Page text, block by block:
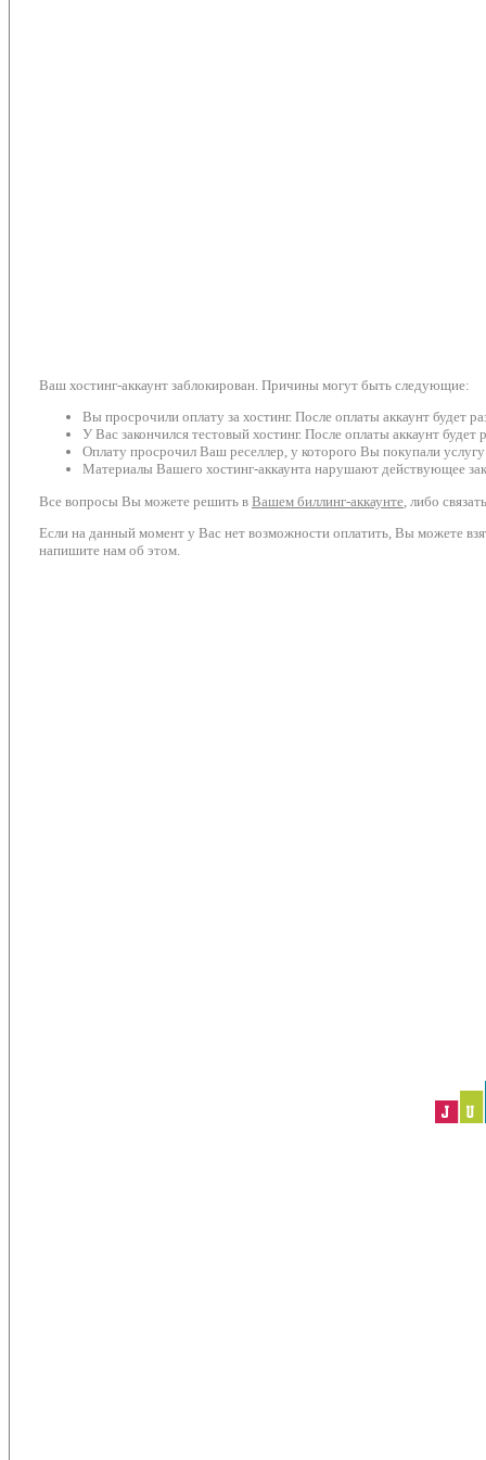
Ваш хостинг-аккаунт заблокирован. Причины могут быть следующие:
Вы просрочили оплату за хостинг. После оплаты аккаунт будет
У Вас закончился тестовый хостинг. После оплаты аккаунт будет
Оплату просрочил Ваш реселлер, у которого Вы покупали услугу
Материалы Вашего хостинг-аккаунта нарушают действующее
Все вопросы Вы можете решить в Вашем биллинг-аккаунте , либо
Если на данный момент у Вас нет возможности оплатить, Вы можете
напишите нам об этом.